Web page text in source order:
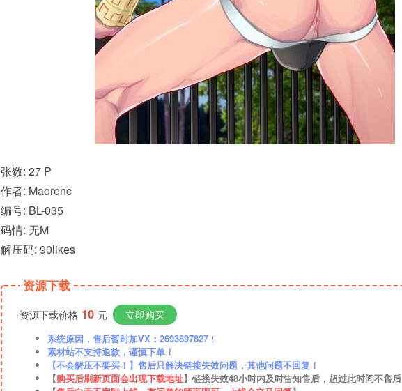
张数: 27 P
作者: Maorenc
编号: BL-035
码情: 无M
解压码: 90likes
资源下载
资源下载价格 10 元 立即购买
系统原因，售后暂时加VX：2693897827 ！
素材站不支持退款，谨慎下单！
【不会解压不要买！】售后只解决链接失效问题，其他问题不回复！
【购买后刷新页面会出现下载地址】链接失效48小时内及时告知售后，超过此时间不售后